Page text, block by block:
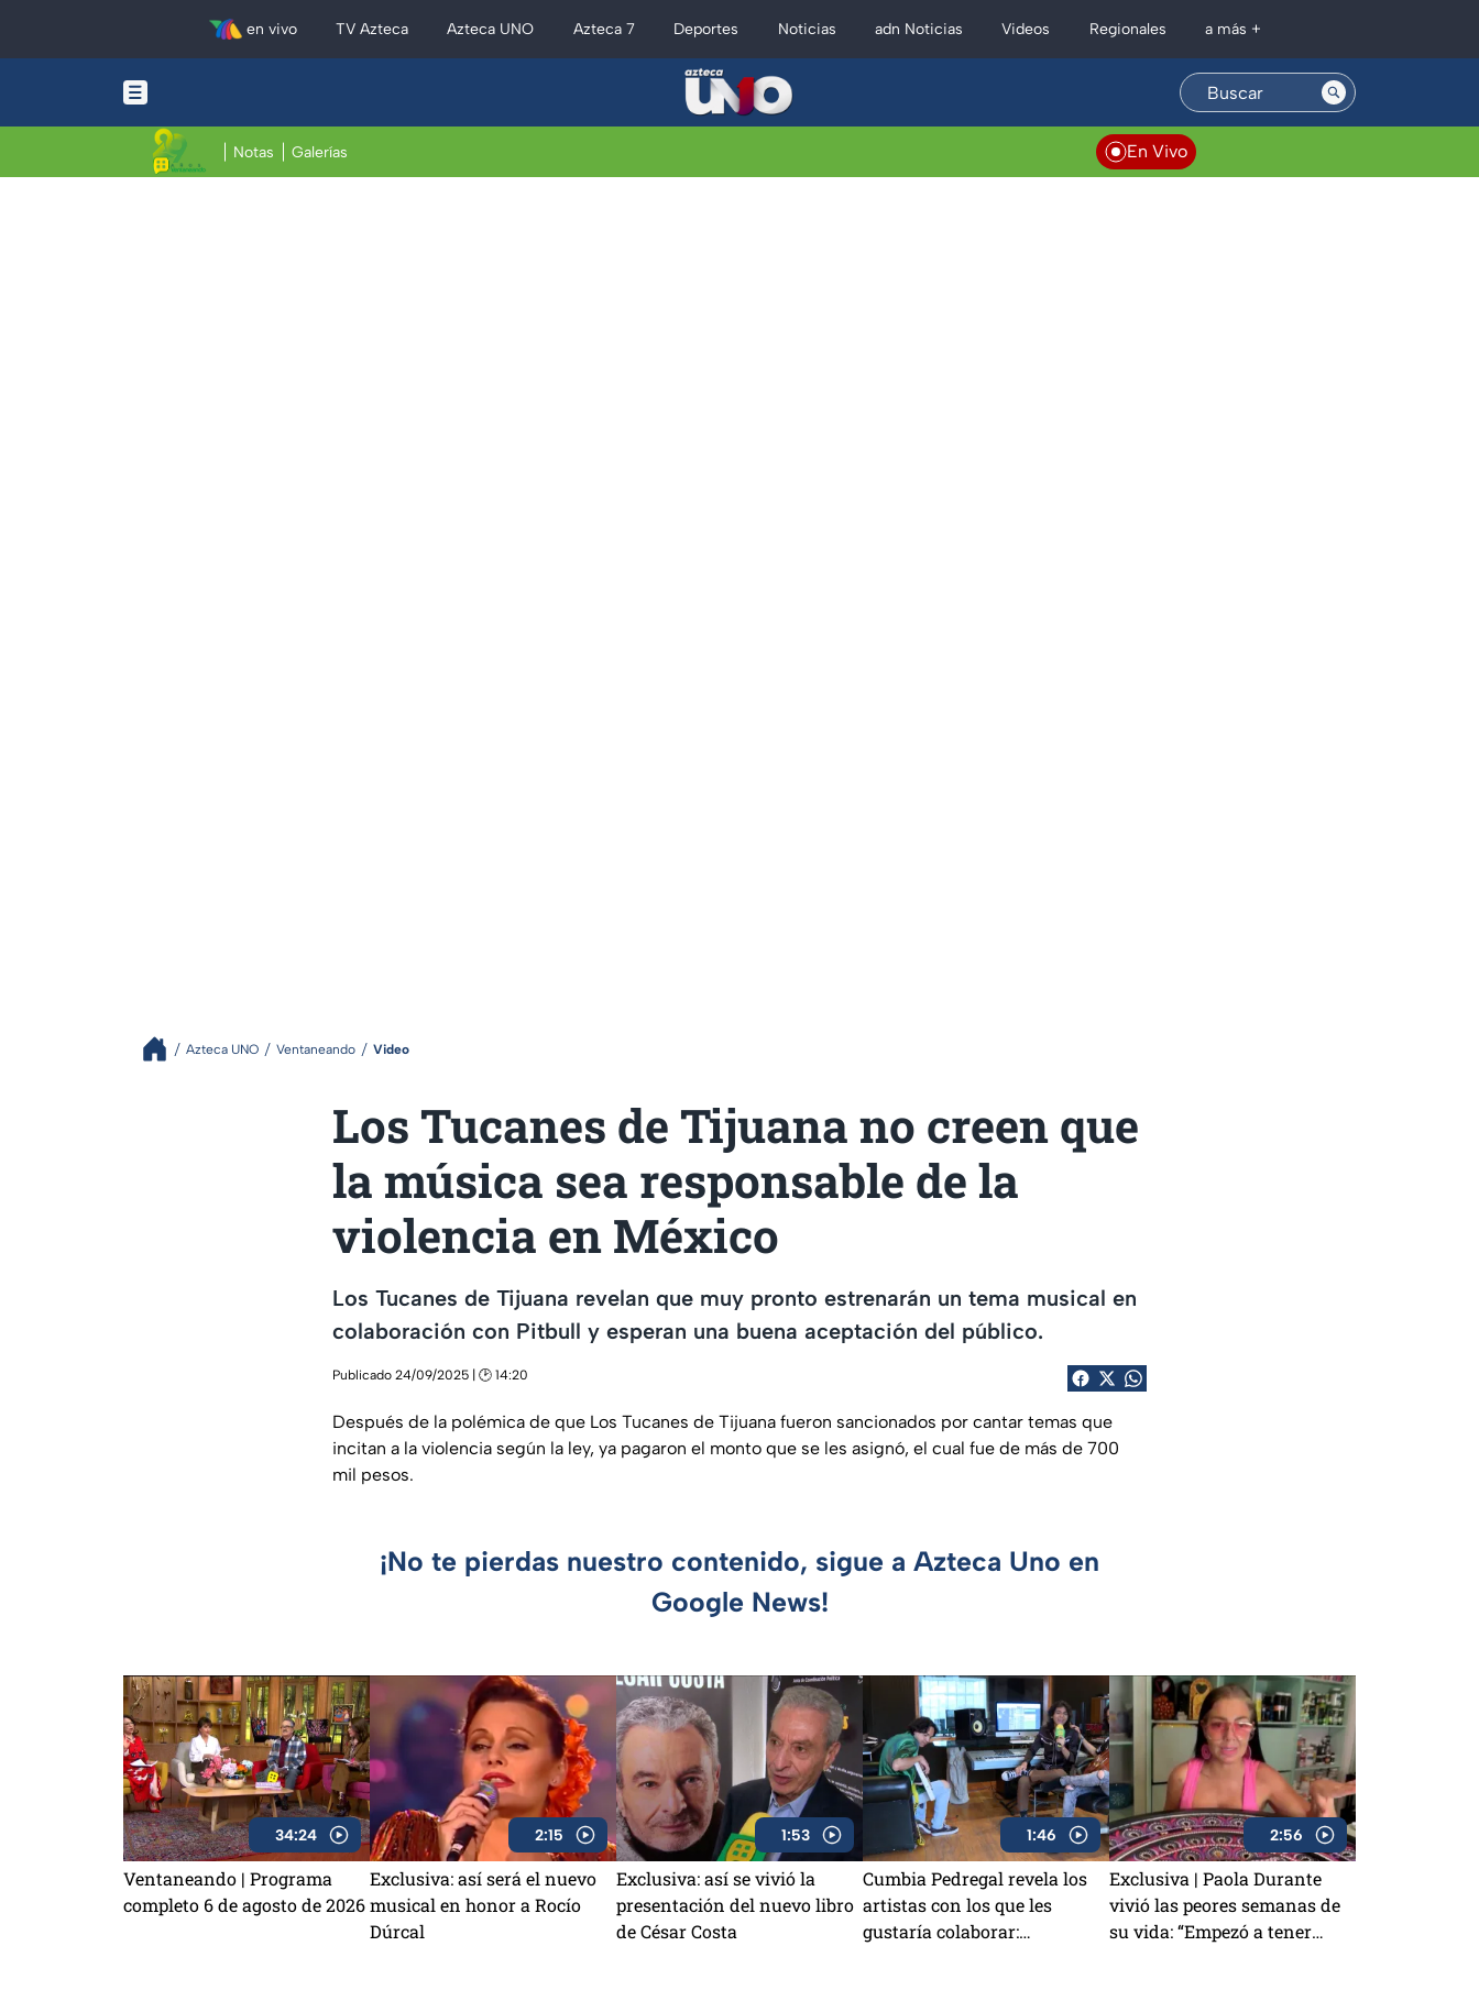
en vivo TV Azteca Azteca UNO Azteca 7 Deportes Noticias adn Noticias Videos Regionales a más +
Notas Galerías En Vivo
Azteca UNO Ventaneando Video
Los Tucanes de Tijuana no creen que
la música sea responsable de la
violencia en México
Los Tucanes de Tijuana revelan que muy pronto estrenarán un tema musical en
colaboración con Pitbull y esperan una buena aceptación del público.
Publicado 24/09/2025 | 🕑 14:20
Después de la polémica de que Los Tucanes de Tijuana fueron sancionados por cantar temas que
incitan a la violencia según la ley, ya pagaron el monto que se les asignó, el cual fue de más de 700
mil pesos.
¡No te pierdas nuestro contenido, sigue a Azteca Uno en
Google News!
34:24
Ventaneando | Programa
completo 6 de agosto de 2026
2:15
Exclusiva: así será el nuevo
musical en honor a Rocío
Dúrcal
1:53
Exclusiva: así se vivió la
presentación del nuevo libro
de César Costa
1:46
Cumbia Pedregal revela los
artistas con los que les
gustaría colaborar:
2:56
Exclusiva | Paola Durante
vivió las peores semanas de
su vida: “Empezó a tener